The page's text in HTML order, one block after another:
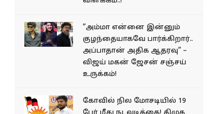
“அம்மா என்னை இன்னும்
குழந்தையாகவே பார்க்கிறார்..
அப்பாதான் அதிக ஆதரவு” –
விஜய் மகன் ஜேசன் சஞ்சய்
உருக்கம்!
கோவில் நில மோசடியில் 19